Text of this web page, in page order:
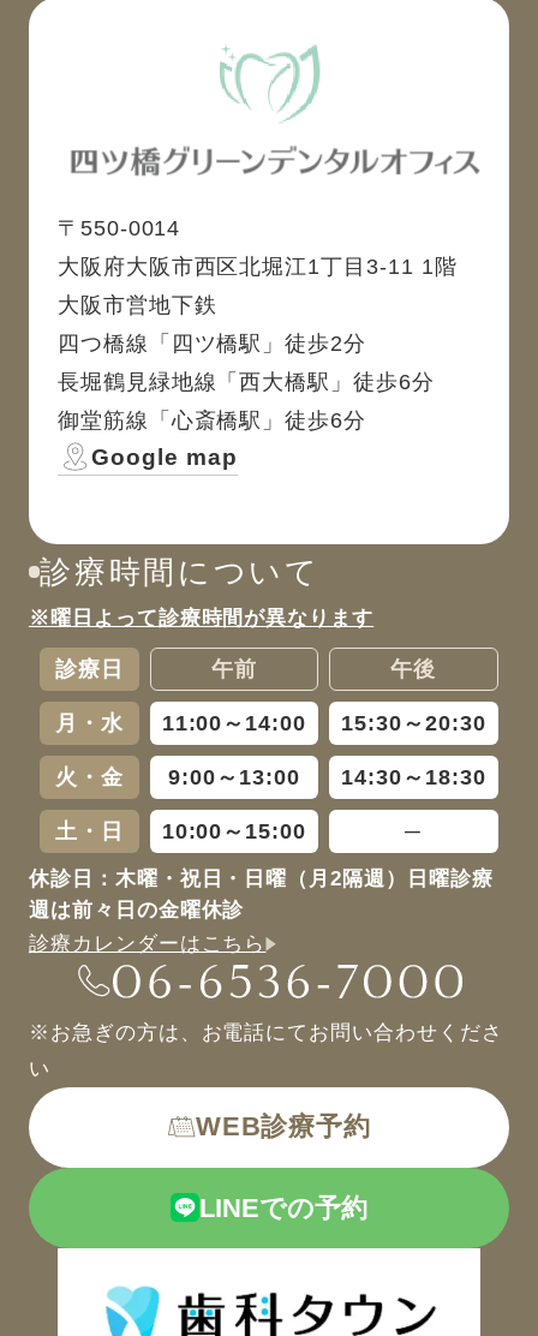
〒550-0014
大阪府大阪市西区北堀江1丁目3-11 1階
大阪市営地下鉄
四つ橋線「四ツ橋駅」徒歩2分
長堀鶴見緑地線「西大橋駅」徒歩6分
御堂筋線「心斎橋駅」徒歩6分
Google map
診療時間について
※曜日よって診療時間が異なります
診療日 午前 午後
月・水 11:00～14:00 15:30～20:30
火・金 9:00～13:00 14:30～18:30
土・日 10:00～15:00 ─
休診日：木曜・祝日・日曜（月2隔週）日曜診療
週は前々日の金曜休診
診療カレンダーはこちら
※お急ぎの方は、お電話にてお問い合わせくださ
い
WEB診療予約
LINEでの予約